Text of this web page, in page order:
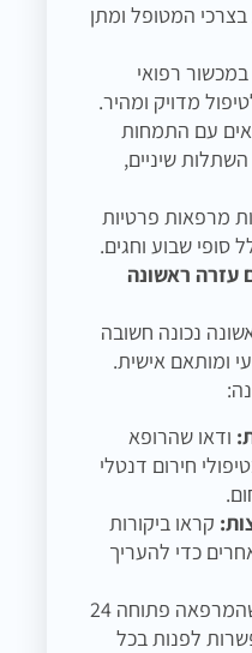
המטופל ומתן
רפואי
מדויק ומהיר.
עם התמחות
שיניים,
מרפאות פרטיות
סופי שבוע וחגים.
עזרה ראשונה
נכונה חשובה
ומותאם אישית.
ודאו שהרופא
חירום דנטלי
קראו ביקורות
כדי להעריך
בדקו שהמרפאה פתוחה 24
לפנות בכל